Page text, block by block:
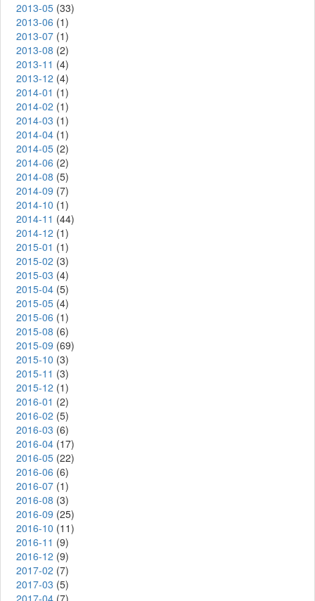
2013-05 (33)
2013-06 (1)
2013-07 (1)
2013-08 (2)
2013-11 (4)
2013-12 (4)
2014-01 (1)
2014-02 (1)
2014-03 (1)
2014-04 (1)
2014-05 (2)
2014-06 (2)
2014-08 (5)
2014-09 (7)
2014-10 (1)
2014-11 (44)
2014-12 (1)
2015-01 (1)
2015-02 (3)
2015-03 (4)
2015-04 (5)
2015-05 (4)
2015-06 (1)
2015-08 (6)
2015-09 (69)
2015-10 (3)
2015-11 (3)
2015-12 (1)
2016-01 (2)
2016-02 (5)
2016-03 (6)
2016-04 (17)
2016-05 (22)
2016-06 (6)
2016-07 (1)
2016-08 (3)
2016-09 (25)
2016-10 (11)
2016-11 (9)
2016-12 (9)
2017-02 (7)
2017-03 (5)
2017-04 (7)